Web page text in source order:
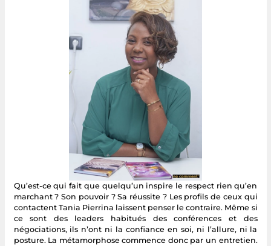
Qu’est-ce qui fait que quelqu’un inspire le respect rien qu’en
marchant ? Son pouvoir ? Sa réussite ? Les profils de ceux qui
contactent Tania Pierrina laissent penser le contraire. Même si
ce sont des leaders habitués des conférences et des
négociations, ils n’ont ni la confiance en soi, ni l’allure, ni la
posture. La métamorphose commence donc par un entretien.